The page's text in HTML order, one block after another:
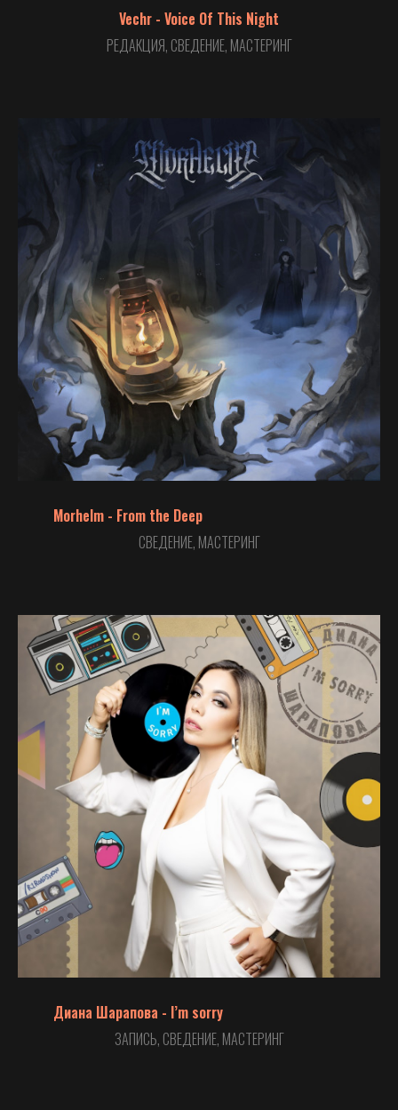
Vechr - Voice Of This Night
РЕДАКЦИЯ, СВЕДЕНИЕ, МАСТЕРИНГ
Morhelm - From the Deep
СВЕДЕНИЕ, МАСТЕРИНГ
Диана Шарапова - I’m sorry
ЗАПИСЬ, СВЕДЕНИЕ, МАСТЕРИНГ